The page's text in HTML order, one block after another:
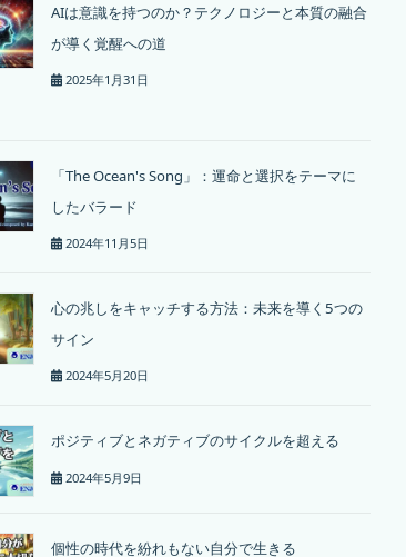
AIは意識を持つのか？テクノロジーと本質の融合
が導く覚醒への道
2025年1月31日
「The Ocean's Song」：運命と選択をテーマに
したバラード
2024年11月5日
心の兆しをキャッチする方法：未来を導く5つの
サイン
2024年5月20日
ポジティブとネガティブのサイクルを超える
2024年5月9日
個性の時代を紛れもない自分で生きる